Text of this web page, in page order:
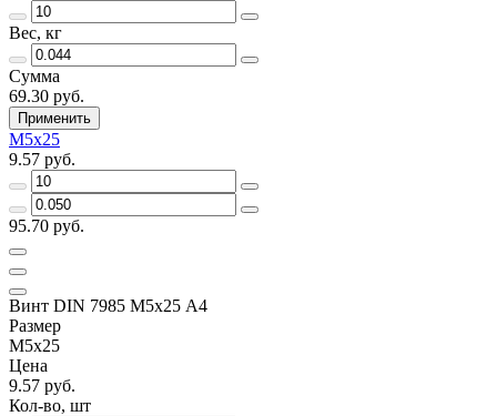
Вес, кг
Сумма
69.30 руб.
Применить
М5х25
9.57 руб.
95.70 руб.
Винт DIN 7985 М5х25 A4
Размер
М5х25
Цена
9.57 руб.
Кол-во, шт